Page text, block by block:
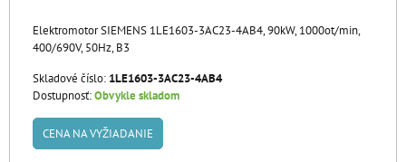
Elektromotor SIEMENS 1LE1603-3AC23-4AB4, 90kW, 1000ot/min,
400/690V, 50Hz, B3
Skladové číslo: 1LE1603-3AC23-4AB4
Dostupnosť:Obvykle skladom
CENA NA VYŽIADANIE